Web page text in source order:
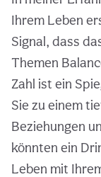
Ihrem Leben
Signal, dass
Themen
Zahl ist ein
Sie zu einem
Beziehungen
könnten ein
Leben mit